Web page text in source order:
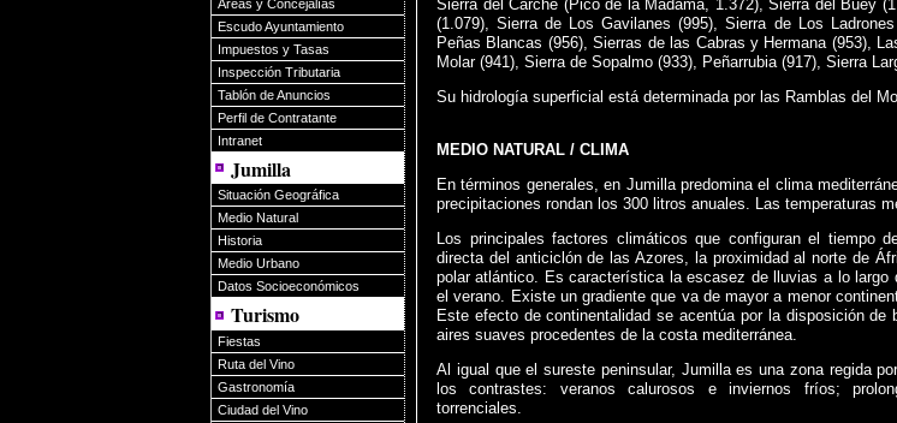
Áreas y Concejalías
Escudo Ayuntamiento
Impuestos y Tasas
Inspección Tributaria
Tablón de Anuncios
Perfil de Contratante
Intranet
Jumilla
Situación Geográfica
Medio Natural
Historia
Medio Urbano
Datos Socioeconómicos
Turismo
Fiestas
Ruta del Vino
Gastronomía
Ciudad del Vino
Sierra del Carche (Pico de la Madama, 1.372), Sierra del Buey
(1.079), Sierra de Los Gavilanes (995), Sierra de Los
Peñas Blancas (956), Sierras de las Cabras y Hermana (953),
Molar (941), Sierra de Sopalmo (933), Peñarrubia (917), Sierra
Su hidrología superficial está determinada por las Ramblas del
MEDIO NATURAL / CLIMA
En términos generales, en Jumilla predomina el clima
precipitaciones rondan los 300 litros anuales. Las temperaturas
Los principales factores climáticos que configuran el tiempo
directa del anticiclón de las Azores, la proximidad al norte de
polar atlántico. Es característica la escasez de lluvias a lo largo
el verano. Existe un gradiente que va de mayor a menor
Este efecto de continentalidad se acentúa por la disposición de
aires suaves procedentes de la costa mediterránea.
Al igual que el sureste peninsular, Jumilla es una zona regida
los contrastes: veranos calurosos e inviernos fríos;
torrenciales.